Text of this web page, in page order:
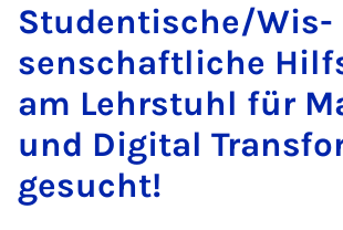
Stu­dentische/Wis­
senschaft­liche
am Lehr­stuhl für
und Di­git­al
ge­sucht!